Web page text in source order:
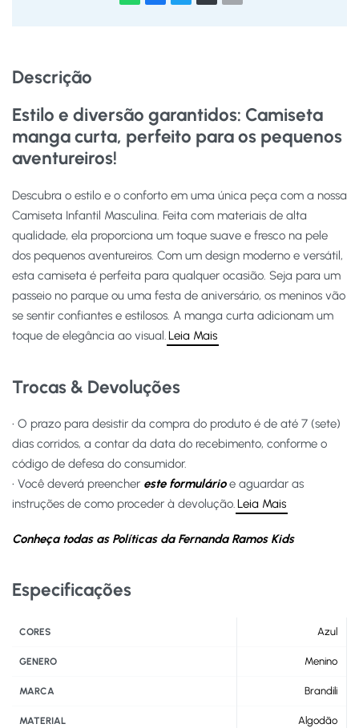
Descrição
Estilo e diversão garantidos: Camiseta
manga curta, perfeito para os pequenos
aventureiros!
Descubra o estilo e o conforto em uma única peça com a nossa
Camiseta Infantil Masculina. Feita com materiais de alta
qualidade, ela proporciona um toque suave e fresco na pele
dos pequenos aventureiros. Com um design moderno e versátil,
esta camiseta é perfeita para qualquer ocasião. Seja para um
passeio no parque ou uma festa de aniversário, os meninos vão
se sentir confiantes e estilosos. A manga curta adicionam um
toque de elegância ao visual.Leia Mais
Trocas & Devoluções
• O prazo para desistir da compra do produto é de até 7 (sete)
dias corridos, a contar da data do recebimento, conforme o
código de defesa do consumidor.
• Você deverá preencher este formulárioe aguardar as
instruções de como proceder à devolução.Leia Mais
Conheça todas as Políticas da Fernanda Ramos Kids
Especificações
CORES Azul
GENERO Menino
MARCA Brandili
MATERIAL Algodão